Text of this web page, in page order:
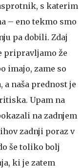
s katerim
– eno tekmo smo
pa dobili. Zdaj
pripravljamo že
imajo, zame so
a naša prednost je
Upam na
na zadnjem
zadnji poraz v
še toliko bolj
ki je zatem